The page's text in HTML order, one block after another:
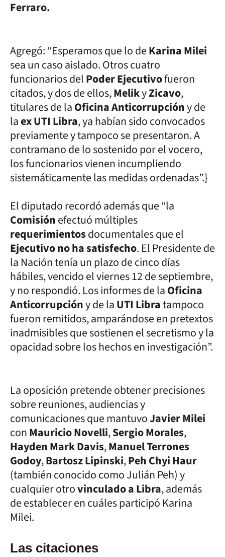
Ferraro.
Agregó: “Esperamos que lo deKarina Milei
sea un caso aislado. Otros cuatro
funcionarios delPoder Ejecutivofueron
citados, y dos de ellos,MelikyZicavo,
titulares de laOficina Anticorrupcióny de
laex UTI Libra, ya habían sido convocados
previamente y tampoco se presentaron. A
contramano de lo sostenido por el vocero,
los funcionarios vienen incumpliendo
sistemáticamente las medidas ordenadas”.}
El diputado recordó además que “la
Comisiónefectuó múltiples
requerimientosdocumentales que el
Ejecutivo no ha satisfecho. El Presidente de
la Nación tenía un plazo de cinco días
hábiles, vencido el viernes 12 de septiembre,
y no respondió. Los informes de laOficina
Anticorrupcióny de laUTI Libratampoco
fueron remitidos, amparándose en pretextos
inadmisibles que sostienen el secretismo y la
opacidad sobre los hechos en investigación”.
La oposición pretende obtener precisiones
sobre reuniones, audiencias y
comunicaciones que mantuvoJavier Milei
conMauricio Novelli,Sergio Morales,
Hayden Mark Davis,Manuel Terrones
Godoy,Bartosz Lipinski,Peh Chyi Haur
(también conocido como Julián Peh) y
cualquier otrovinculado a Libra, además
de establecer en cuáles participó Karina
Milei.
Las citaciones